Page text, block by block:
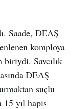
Saade, DEAŞ
komploya
biriydi. Savcılık
DEAŞ
suçlu
15 yıl hapis